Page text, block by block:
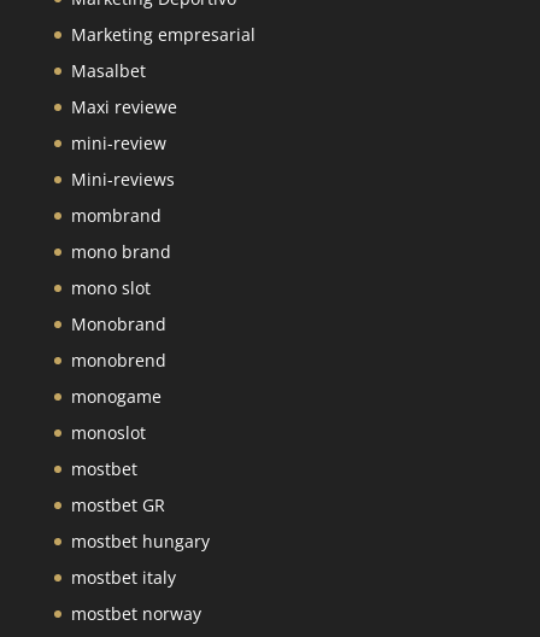
Marketing empresarial
Masalbet
Maxi reviewe
mini-review
Mini-reviews
mombrand
mono brand
mono slot
Monobrand
monobrend
monogame
monoslot
mostbet
mostbet GR
mostbet hungary
mostbet italy
mostbet norway